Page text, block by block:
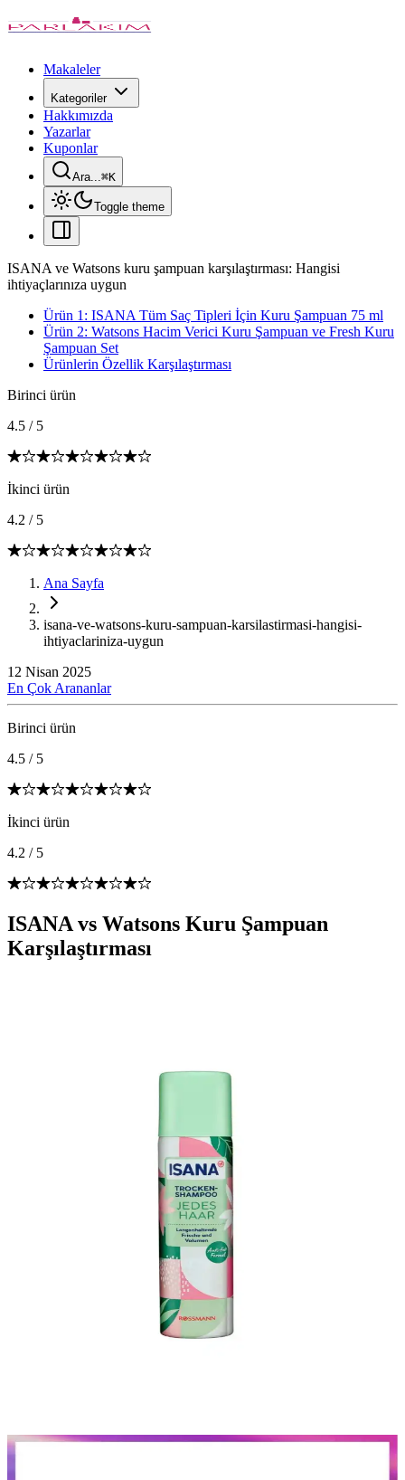
Makaleler
Kategoriler
Hakkımızda
Yazarlar
Kuponlar
Ara...⌘K
Toggle theme
ISANA ve Watsons kuru şampuan karşılaştırması: Hangisi
ihtiyaçlarınıza uygun
Ürün 1: ISANA Tüm Saç Tipleri İçin Kuru Şampuan 75 ml
Ürün 2: Watsons Hacim Verici Kuru Şampuan ve Fresh Kuru
Şampuan Set
Ürünlerin Özellik Karşılaştırması
Birinci ürün
4.5 / 5
İkinci ürün
4.2 / 5
Ana Sayfa
isana-ve-watsons-kuru-sampuan-karsilastirmasi-hangisi-
ihtiyaclariniza-uygun
12 Nisan 2025
En Çok Arananlar
Birinci ürün
4.5 / 5
İkinci ürün
4.2 / 5
ISANA vs Watsons Kuru Şampuan
Karşılaştırması